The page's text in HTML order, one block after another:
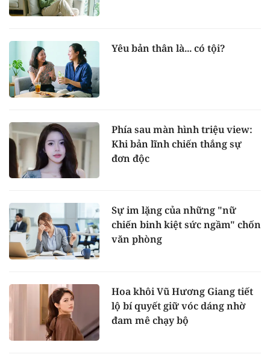
Yêu bản thân là... có tội?
Phía sau màn hình triệu view:
Khi bản lĩnh chiến thắng sự
đơn độc
Sự im lặng của những "nữ
chiến binh kiệt sức ngầm" chốn
văn phòng
Hoa khôi Vũ Hương Giang tiết
lộ bí quyết giữ vóc dáng nhờ
đam mê chạy bộ